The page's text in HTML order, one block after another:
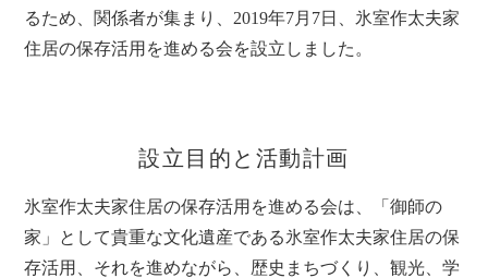
るため、関係者が集まり、2019年7月7日、氷室作太夫家
住居の保存活用を進める会を設立しました。
設立目的と活動計画
氷室作太夫家住居の保存活用を進める会は、「御師の
家」として貴重な文化遺産である氷室作太夫家住居の保
存活用、それを進めながら、歴史まちづくり、観光、学